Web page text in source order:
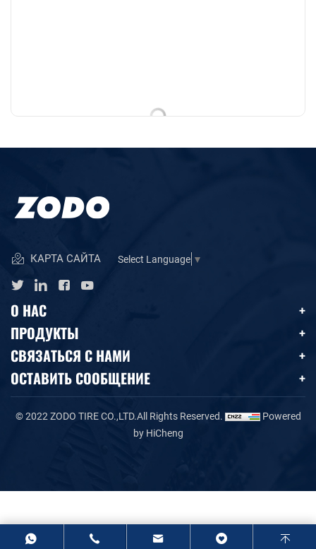
КАРТА САЙТА Select Language ▼
О НАС
ПРОДУКТЫ
СВЯЗАТЬСЯ С НАМИ
ОСТАВИТЬ СООБЩЕНИЕ
© 2022 ZODO TIRE CO.,LTD.All Rights Reserved.
Powered
by HiCheng